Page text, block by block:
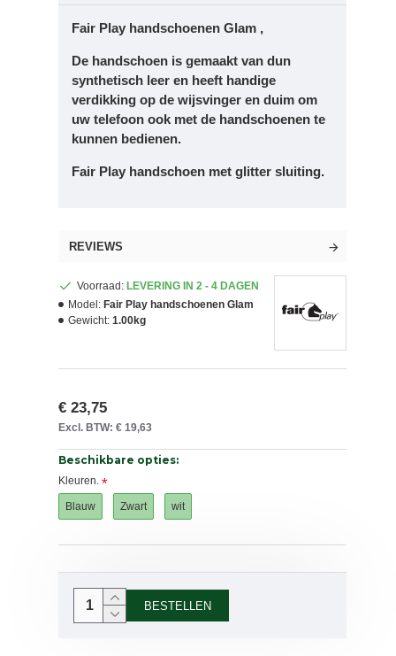
Fair Play handschoenen Glam ,
De handschoen is gemaakt van dun
synthetisch leer en heeft handige
verdikking op de wijsvinger en duim om
uw telefoon ook met de handschoenen te
kunnen bedienen.
Fair Play handschoen met glitter sluiting.
REVIEWS
Voorraad: LEVERING IN 2 - 4 DAGEN
Model: Fair Play handschoenen Glam
Gewicht: 1.00kg
€ 23,75
Excl. BTW: € 19,63
Beschikbare opties:
Kleuren.
Blauw Zwart wit
BESTELLEN